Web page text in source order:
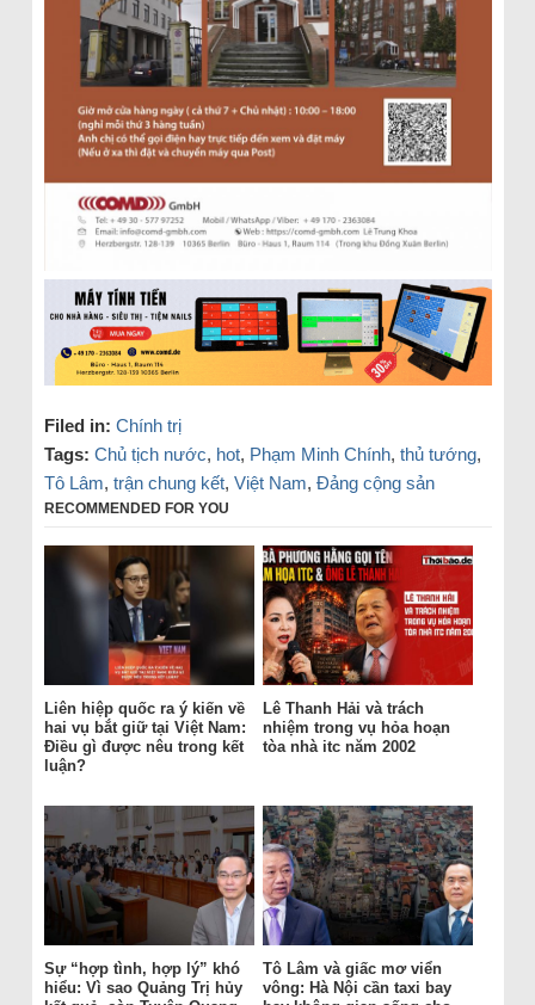
Filed in: Chính trị
Tags: Chủ tịch nước, hot, Phạm Minh Chính, thủ tướng,
Tô Lâm, trận chung kết, Việt Nam, Đảng cộng sản
RECOMMENDED FOR YOU
Liên hiệp quốc ra ý kiến về
hai vụ bắt giữ tại Việt Nam:
Điều gì được nêu trong kết
luận?
Lê Thanh Hải và trách
nhiệm trong vụ hỏa hoạn
tòa nhà itc năm 2002
Sự “hợp tình, hợp lý” khó
hiểu: Vì sao Quảng Trị hủy
Tô Lâm và giấc mơ viển
vông: Hà Nội cần taxi bay